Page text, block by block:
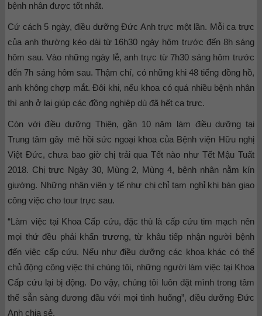
bệnh nhân được tốt nhất.
Cứ cách 5 ngày, điều dưỡng Đức Anh trực một lần. Mỗi ca trực
của anh thường kéo dài từ 16h30 ngày hôm trước đến 8h sáng
hôm sau. Vào những ngày lễ, anh trực từ 7h30 sáng hôm trước
đến 7h sáng hôm sau. Thậm chí, có những khi 48 tiếng đồng hồ,
anh không chợp mắt. Đôi khi, nếu khoa có quá nhiều bệnh nhân
thì anh ở lại giúp các đồng nghiệp dù đã hết ca trực.
Còn với điều dưỡng Thiện, gần 10 năm làm điều dưỡng tại
Trung tâm gây mê hồi sức ngoại khoa của Bệnh viện Hữu nghị
Việt Đức, chưa bao giờ chị trải qua Tết nào như Tết Mậu Tuất
2018. Chị trực Ngày 30, Mùng 2, Mùng 4, bệnh nhân nằm kín
giường. Những nhân viên y tế như chị chỉ tạm nghỉ khi bàn giao
công việc cho tour trực sau.
“Làm việc tại Khoa Cấp cứu, đặc thù là cấp cứu tim mạch nên
mọi thứ đều phải khẩn trương, từ khâu tiếp nhận người bệnh
đến việc cấp cứu. Nếu như điều dưỡng các khoa khác có thể
chủ động công việc thì chúng tôi, những người làm việc tại Khoa
Cấp cứu lại bị động. Do vậy, chúng tôi luôn đặt mình trong tâm
thế sẵn sàng đương đầu với mọi tình huống”, điều dưỡng Đức
Anh chia sẻ.